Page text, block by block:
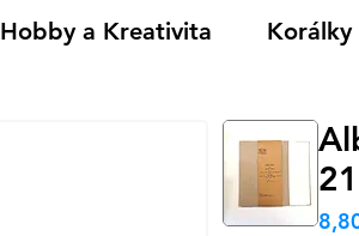
Hobby a Kreativita Korálky